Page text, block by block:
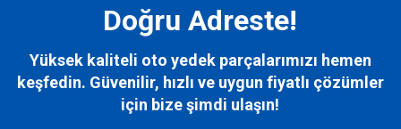
Doğru Adreste!
Yüksek kaliteli oto yedek parçalarımızı hemen
keşfedin. Güvenilir, hızlı ve uygun fiyatlı çözümler
için bizeşimdi ulaşın!